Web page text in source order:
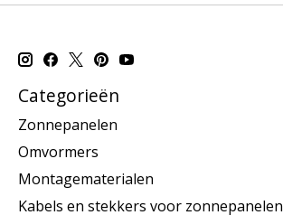
Categorieën
Zonnepanelen
Omvormers
Montagematerialen
Kabels en stekkers voor zonnepanelen